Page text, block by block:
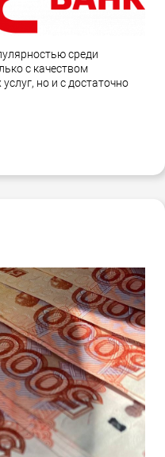
среди
с качеством
но и с достаточно